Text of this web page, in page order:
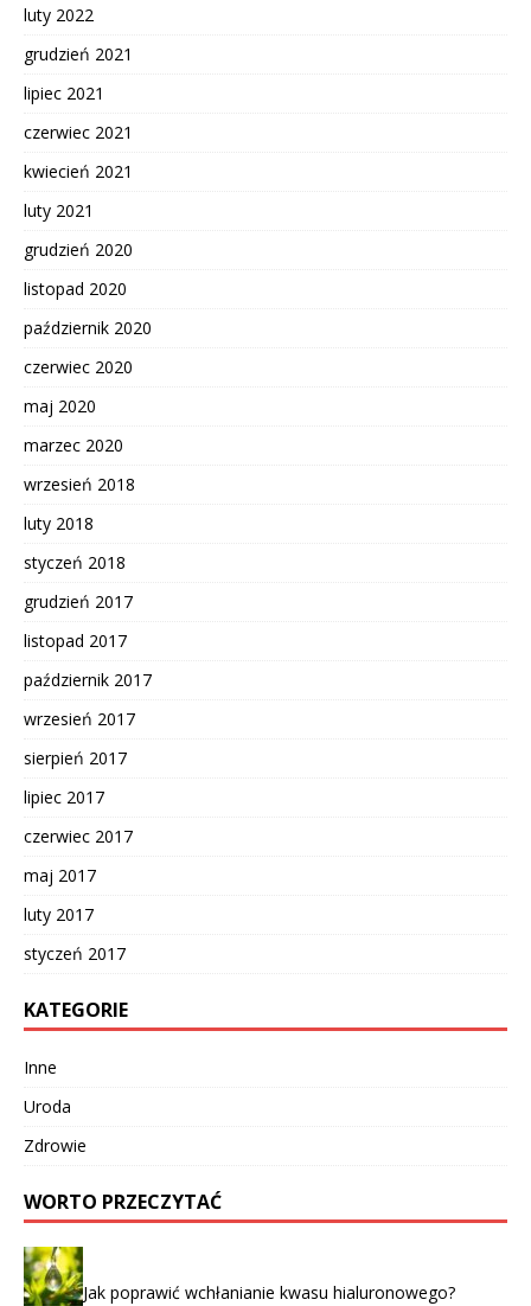
luty 2022
grudzień 2021
lipiec 2021
czerwiec 2021
kwiecień 2021
luty 2021
grudzień 2020
listopad 2020
październik 2020
czerwiec 2020
maj 2020
marzec 2020
wrzesień 2018
luty 2018
styczeń 2018
grudzień 2017
listopad 2017
październik 2017
wrzesień 2017
sierpień 2017
lipiec 2017
czerwiec 2017
maj 2017
luty 2017
styczeń 2017
KATEGORIE
Inne
Uroda
Zdrowie
WORTO PRZECZYTAĆ
Jak poprawić wchłanianie kwasu hialuronowego?